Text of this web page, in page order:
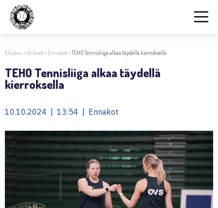
Etusivu > Uutiset> Ennakot>TEHO Tennisliiga alkaa täydellä kierroksella
TEHO Tennisliiga alkaa täydellä
kierroksella
10.10.2024 | 13:54 | Ennakot